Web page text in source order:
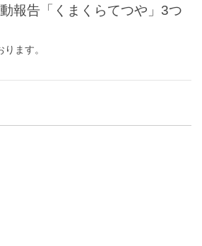
報告「くまくらてつや」3つ
ます。